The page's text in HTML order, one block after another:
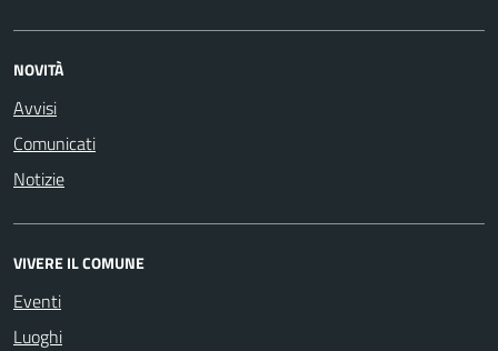
NOVITÀ
Avvisi
Comunicati
Notizie
VIVERE IL COMUNE
Eventi
Luoghi